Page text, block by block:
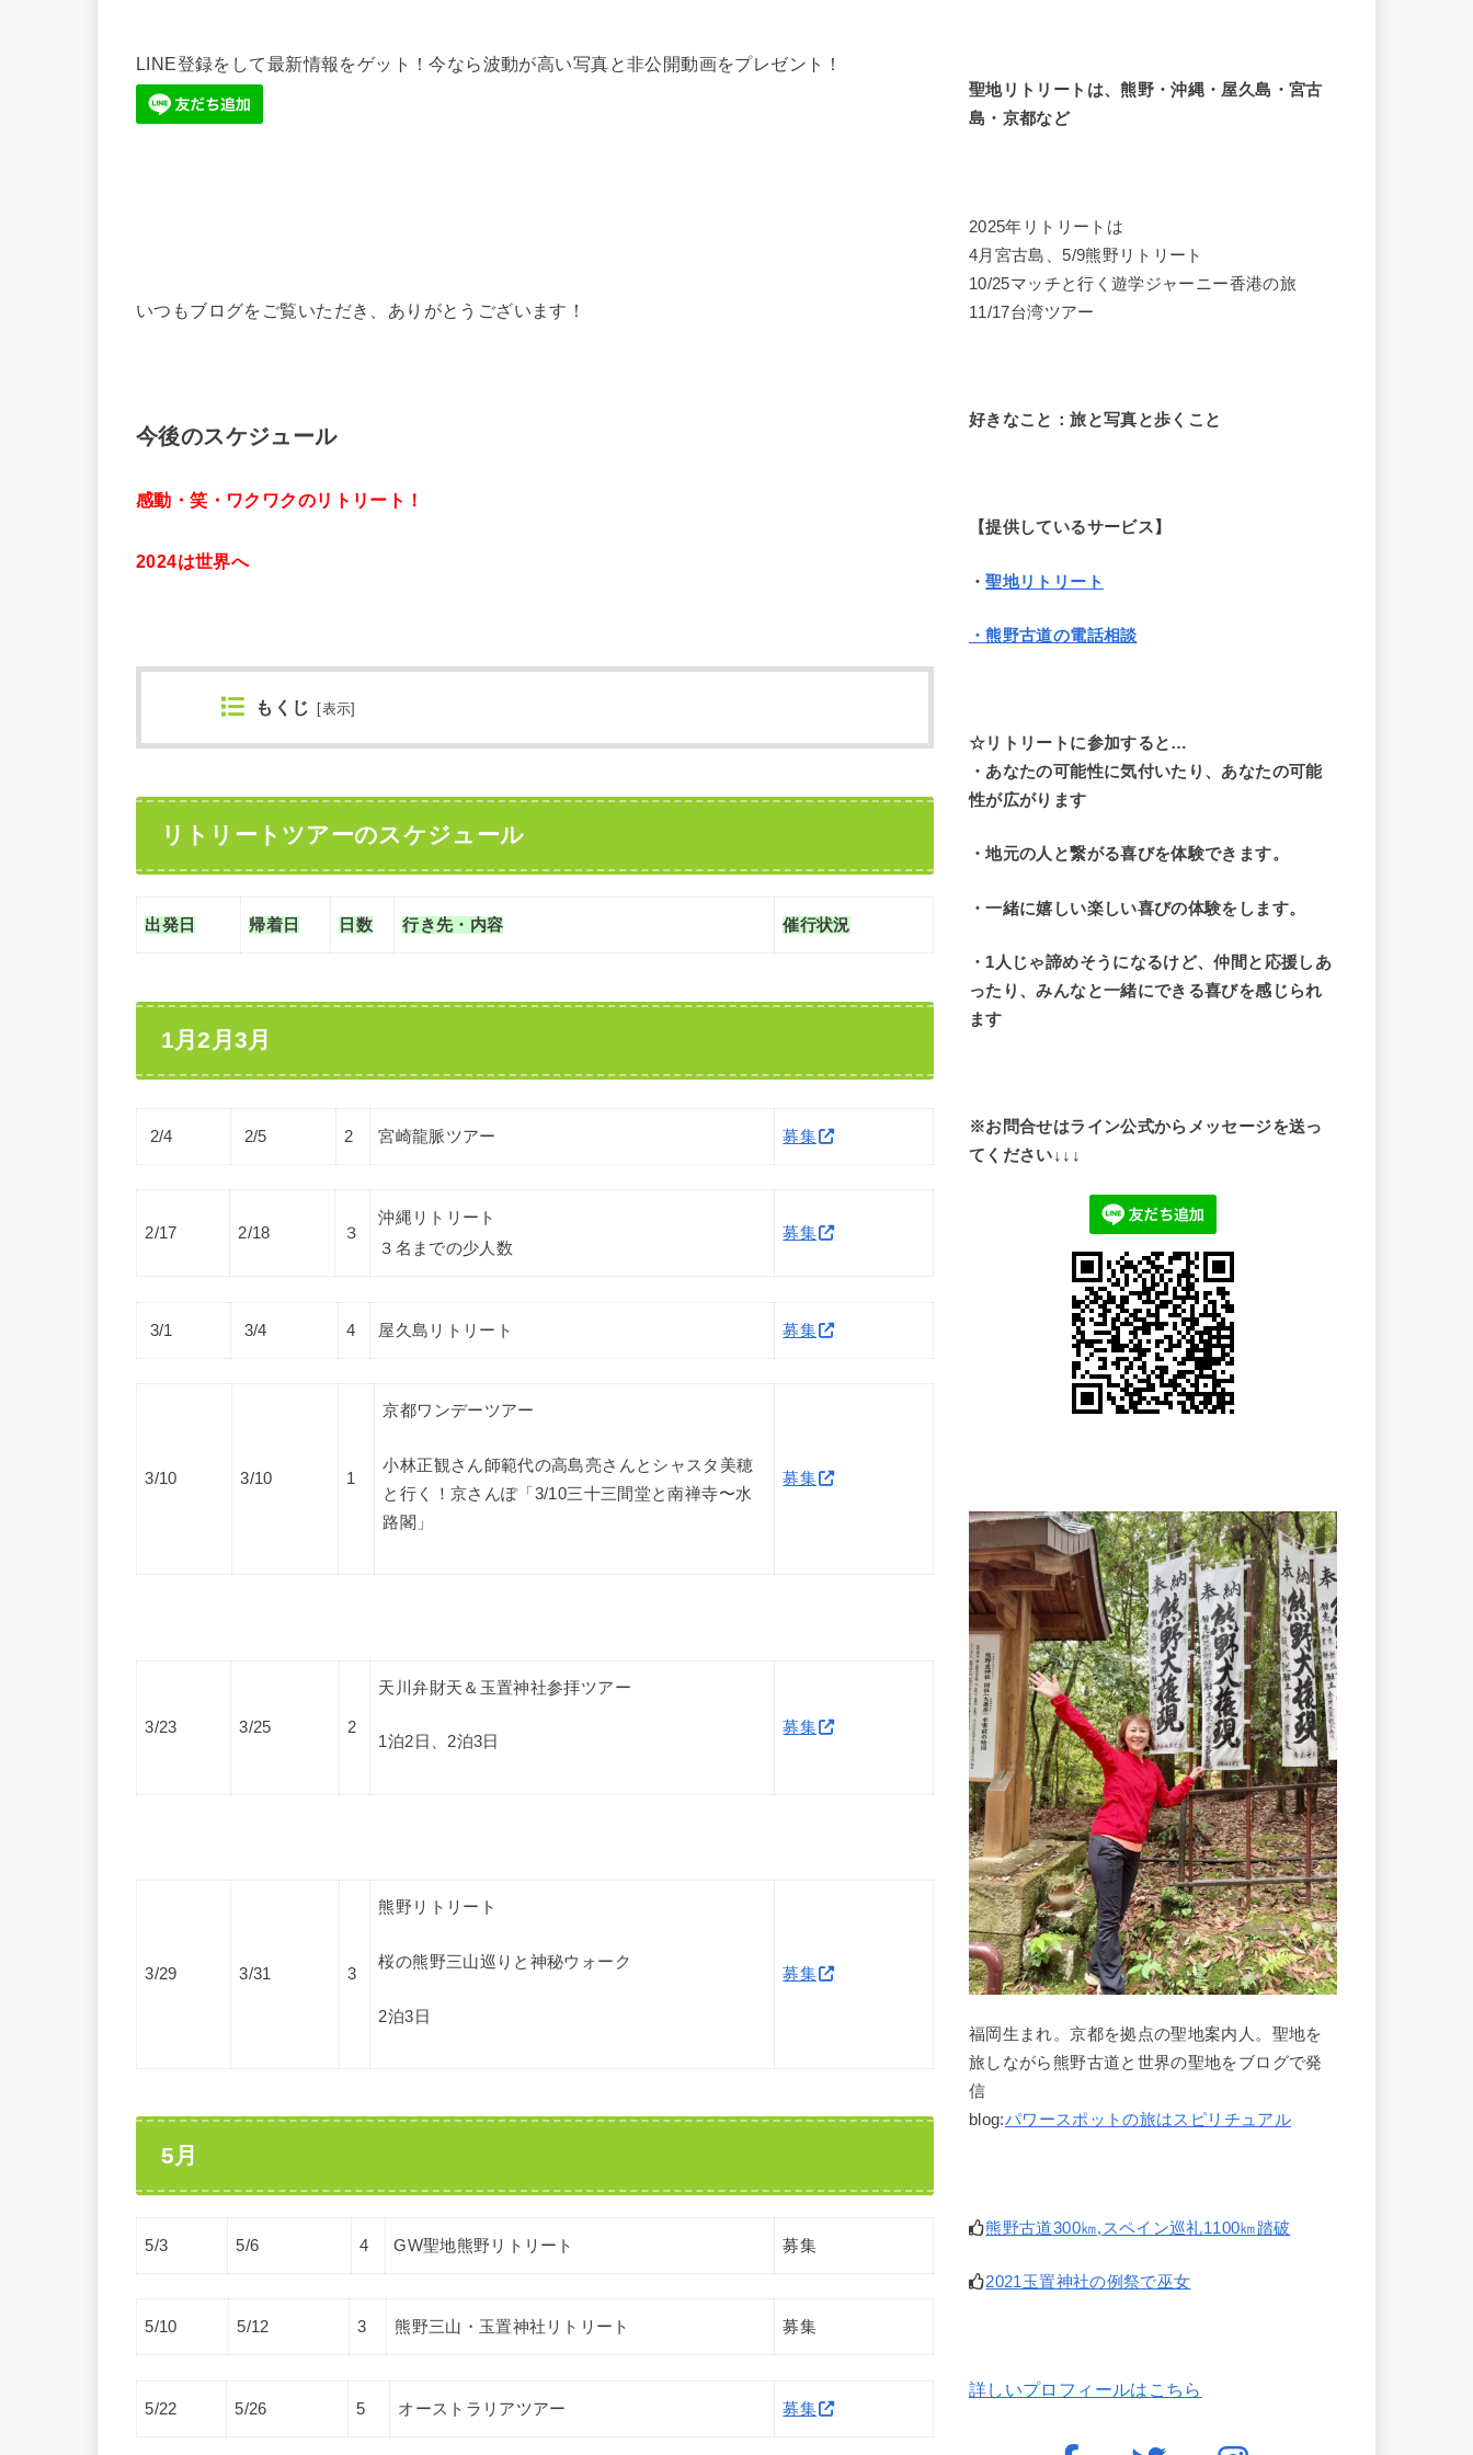
LINE登録をして最新情報をゲット！今なら波動が高い写真と非公開動画をプレゼント！
いつもブログをご覧いただき、ありがとうございます！
今後のスケジュール
感動・笑・ワクワクのリトリート！
2024は世界へ
もくじ 表示
リトリートツアーのスケジュール
出発日 帰着日 日数 行き先・内容 催行状況
1月2月3月
2/4 2/5 2 宮崎龍脈ツアー 募集
2/17 2/18 ３
沖縄リトリート
３名までの少人数
募集
3/1 3/4 4 屋久島リトリート 募集
3/10 3/10 1
京都ワンデーツアー
小林正観さん師範代の高島亮さんとシャスタ美穂
と行く！京さんぽ「3/10三十三間堂と南禅寺〜水
路閣」
募集
3/23 3/25 2
天川弁財天＆玉置神社参拝ツアー
1泊2日、2泊3日
募集
3/29 3/31 3
熊野リトリート
桜の熊野三山巡りと神秘ウォーク
2泊3日
募集
5月
5/3 5/6 4 GW聖地熊野リトリート 募集
5/10 5/12 3 熊野三山・玉置神社リトリート 募集
5/22 5/26 5 オーストラリアツアー 募集
聖地リトリートは、熊野・沖縄・屋久島・宮古
島・京都など
2025年リトリートは
4月宮古島、5/9熊野リトリート
10/25マッチと行く遊学ジャーニー香港の旅
11/17台湾ツアー
好きなこと：旅と写真と歩くこと
【提供しているサービス】
・聖地リトリート
・熊野古道の電話相談
☆リトリートに参加すると…
・ あなたの可能性に気付いたり、あなたの可能
性が広がります
・地元の人と繋がる喜びを体験できます。
・一緒に嬉しい楽しい喜びの体験をします。
・1人じゃ諦めそうになるけど、仲間と応援しあ
ったり、みんなと一緒にできる喜びを感じられ
ます
※お問合せはライン公式からメッセージを送っ
てください↓↓↓
福岡生まれ。京都を拠点の聖地案内人。聖地を
旅しながら熊野古道と世界の聖地をブログで発
信
blog:パワースポットの旅はスピリチュアル
熊野古道300㎞,スペイン巡礼1100㎞踏破
2021玉置神社の例祭で巫女
詳しいプロフィールはこちら